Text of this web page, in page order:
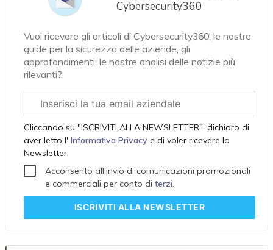
Cybersecurity360
Vuoi ricevere gli articoli di Cybersecurity360, le nostre
guide per la sicurezza delle aziende, gli
approfondimenti, le nostre analisi delle notizie più
rilevanti?
aziendale
Cliccando su "ISCRIVITI ALLA NEWSLETTER", dichiaro di
aver letto l'Informativa Privacy e di voler ricevere la
Newsletter.
Acconsento all'invio di comunicazioni promozionali
e commerciali per conto di terzi.
ISCRIVITI ALLA NEWSLETTER